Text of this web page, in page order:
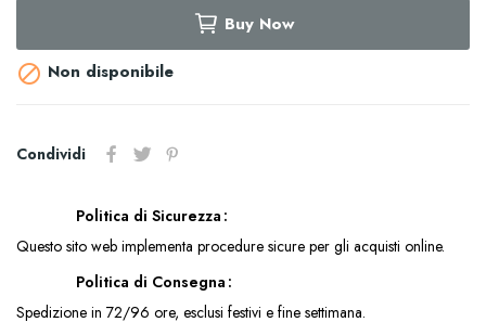
Buy Now
 Non disponibile
Condividi
Politica di Sicurezza
Questo sito web implementa procedure sicure per gli acquisti online.
Politica di Consegna
Spedizione in 72/96 ore, esclusi festivi e fine settimana.